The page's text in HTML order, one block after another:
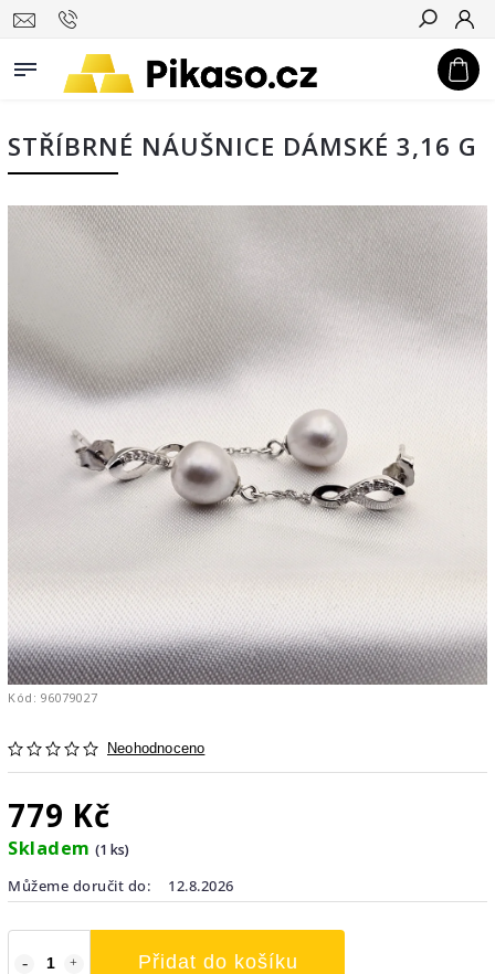
Hledat
STŘÍBRNÉ NÁUŠNICE DÁMSKÉ 3,16 G
Kód: 96079027
Neohodnoceno
779 Kč
Skladem (1 ks)
Můžeme doručit do:
12.8.2026
Přidat do košíku